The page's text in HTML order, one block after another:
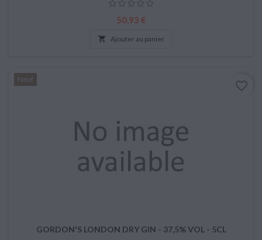
Prix
50,93 €
 Ajouter au panier
Neuf
GORDON'S LONDON DRY GIN - 37,5% VOL - 5CL
favorite_border